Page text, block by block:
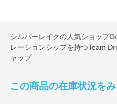
シルバーレイクの人気ショップ
レーションシップを持つTeam
ャップ
この商品の在庫状況を